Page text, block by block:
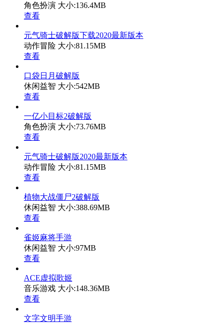
角色扮演 大小:136.4MB
查看
元气骑士破解版下载2020最新版本
动作冒险 大小:81.15MB
查看
口袋日月破解版
休闲益智 大小:542MB
查看
一亿小目标2破解版
角色扮演 大小:73.76MB
查看
元气骑士破解版2020最新版本
动作冒险 大小:81.15MB
查看
植物大战僵尸2破解版
休闲益智 大小:388.69MB
查看
雀姬麻将手游
休闲益智 大小:97MB
查看
ACE虚拟歌姬
音乐游戏 大小:148.36MB
查看
文字文明手游